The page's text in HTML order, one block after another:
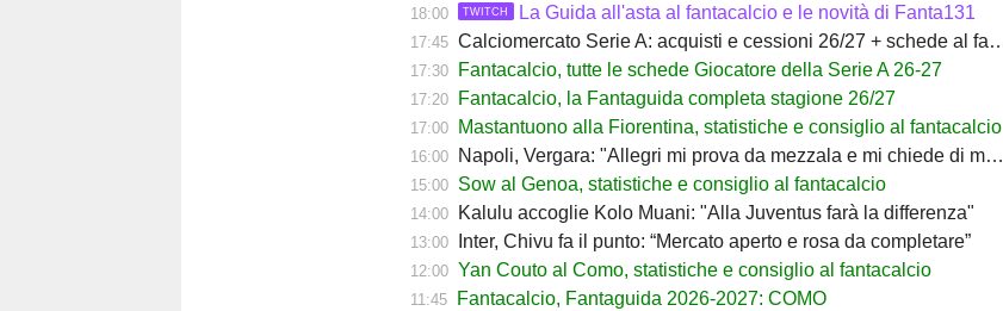
18:00 TWITCH La Guida all'asta al fantacalcio e le novità di Fanta131
17:45 Calciomercato Serie A: acquisti e cessioni 26/27 + schede al fantacalcio
17:30 Fantacalcio, tutte le schede Giocatore della Serie A 26-27
17:20 Fantacalcio, la Fantaguida completa stagione 26/27
17:00 Mastantuono alla Fiorentina, statistiche e consiglio al fantacalcio
16:00 Napoli, Vergara: "Allegri mi prova da mezzala e mi chiede di migliorare"
15:00 Sow al Genoa, statistiche e consiglio al fantacalcio
14:00 Kalulu accoglie Kolo Muani: "Alla Juventus farà la differenza"
13:00 Inter, Chivu fa il punto: “Mercato aperto e rosa da completare”
12:00 Yan Couto al Como, statistiche e consiglio al fantacalcio
11:45 Fantacalcio, Fantaguida 2026-2027: COMO